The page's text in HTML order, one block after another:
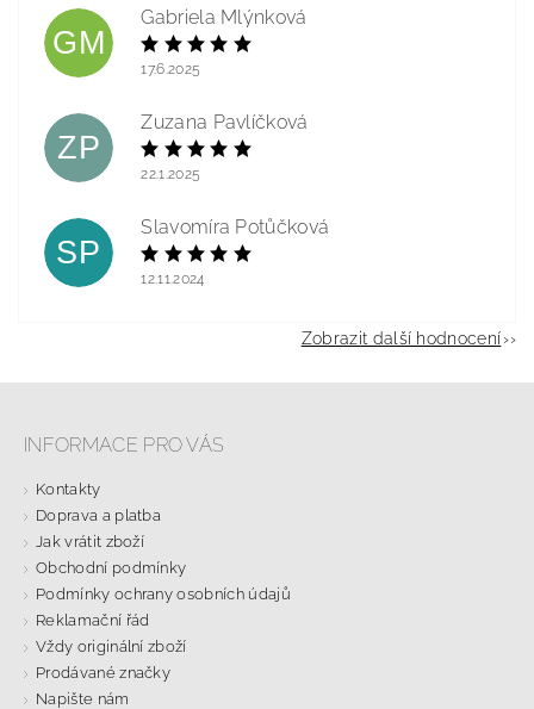
GM
Gabriela Mlýnková
17.6.2025
ZP
Zuzana Pavlíčková
22.1.2025
SP
Slavomíra Potůčková
12.11.2024
Zobrazit další hodnocení
INFORMACE PRO VÁS
Kontakty
Doprava a platba
Jak vrátit zboží
Obchodní podmínky
Podmínky ochrany osobních údajů
Reklamační řád
Vždy originální zboží
Prodávané značky
Napište nám